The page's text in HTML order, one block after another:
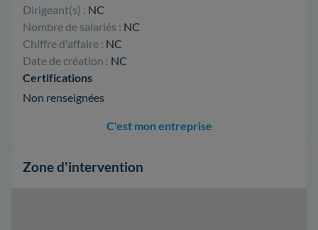
Dirigeant(s) : NC
Nombre de salariés : NC
Chiffre d'affaire : NC
Date de création : NC
Certifications
Non renseignées
C'est mon entreprise
Zone d'intervention